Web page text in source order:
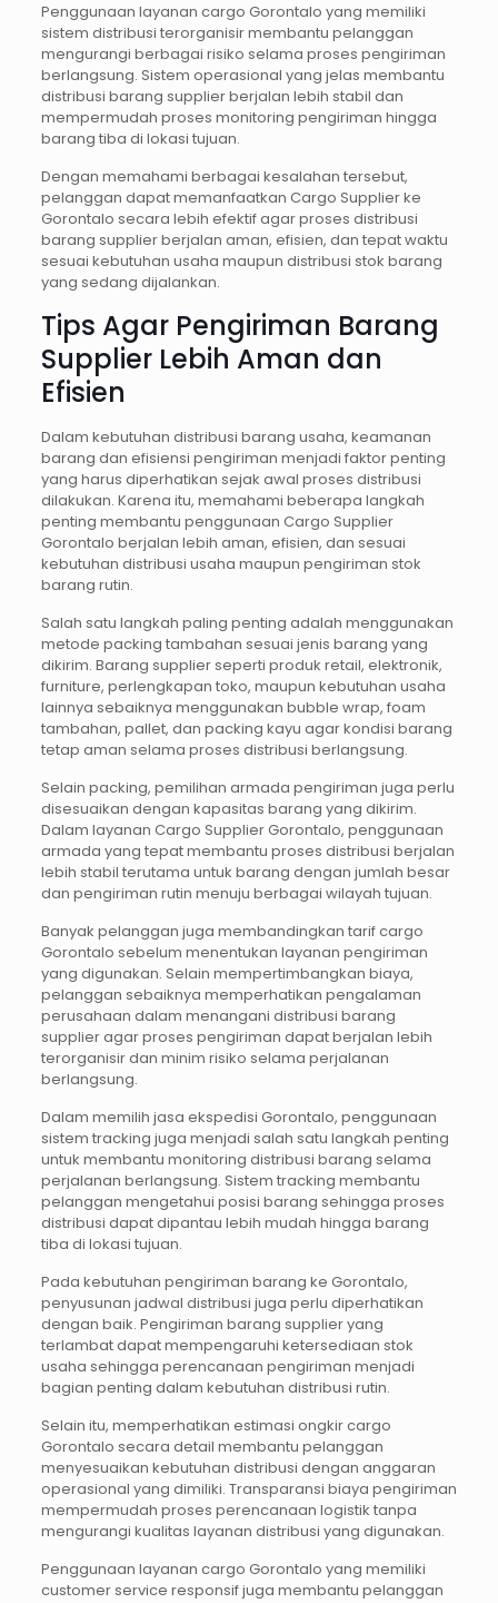
Penggunaan layanan cargo Gorontalo yang memiliki
sistem distribusi terorganisir membantu pelanggan
mengurangi berbagai risiko selama proses pengiriman
berlangsung. Sistem operasional yang jelas membantu
distribusi barang supplier berjalan lebih stabil dan
mempermudah proses monitoring pengiriman hingga
barang tiba di lokasi tujuan.
Dengan memahami berbagai kesalahan tersebut,
pelanggan dapat memanfaatkan Cargo Supplier ke
Gorontalo secara lebih efektif agar proses distribusi
barang supplier berjalan aman, efisien, dan tepat waktu
sesuai kebutuhan usaha maupun distribusi stok barang
yang sedang dijalankan.
Tips Agar Pengiriman Barang
Supplier Lebih Aman dan
Efisien
Dalam kebutuhan distribusi barang usaha, keamanan
barang dan efisiensi pengiriman menjadi faktor penting
yang harus diperhatikan sejak awal proses distribusi
dilakukan. Karena itu, memahami beberapa langkah
penting membantu penggunaan Cargo Supplier
Gorontalo berjalan lebih aman, efisien, dan sesuai
kebutuhan distribusi usaha maupun pengiriman stok
barang rutin.
Salah satu langkah paling penting adalah menggunakan
metode packing tambahan sesuai jenis barang yang
dikirim. Barang supplier seperti produk retail, elektronik,
furniture, perlengkapan toko, maupun kebutuhan usaha
lainnya sebaiknya menggunakan bubble wrap, foam
tambahan, pallet, dan packing kayu agar kondisi barang
tetap aman selama proses distribusi berlangsung.
Selain packing, pemilihan armada pengiriman juga perlu
disesuaikan dengan kapasitas barang yang dikirim.
Dalam layanan Cargo Supplier Gorontalo, penggunaan
armada yang tepat membantu proses distribusi berjalan
lebih stabil terutama untuk barang dengan jumlah besar
dan pengiriman rutin menuju berbagai wilayah tujuan.
Banyak pelanggan juga membandingkan tarif cargo
Gorontalo sebelum menentukan layanan pengiriman
yang digunakan. Selain mempertimbangkan biaya,
pelanggan sebaiknya memperhatikan pengalaman
perusahaan dalam menangani distribusi barang
supplier agar proses pengiriman dapat berjalan lebih
terorganisir dan minim risiko selama perjalanan
berlangsung.
Dalam memilih jasa ekspedisi Gorontalo, penggunaan
sistem tracking juga menjadi salah satu langkah penting
untuk membantu monitoring distribusi barang selama
perjalanan berlangsung. Sistem tracking membantu
pelanggan mengetahui posisi barang sehingga proses
distribusi dapat dipantau lebih mudah hingga barang
tiba di lokasi tujuan.
Pada kebutuhan pengiriman barang ke Gorontalo,
penyusunan jadwal distribusi juga perlu diperhatikan
dengan baik. Pengiriman barang supplier yang
terlambat dapat mempengaruhi ketersediaan stok
usaha sehingga perencanaan pengiriman menjadi
bagian penting dalam kebutuhan distribusi rutin.
Selain itu, memperhatikan estimasi ongkir cargo
Gorontalo secara detail membantu pelanggan
menyesuaikan kebutuhan distribusi dengan anggaran
operasional yang dimiliki. Transparansi biaya pengiriman
mempermudah proses perencanaan logistik tanpa
mengurangi kualitas layanan distribusi yang digunakan.
Penggunaan layanan cargo Gorontalo yang memiliki
customer service responsif juga membantu pelanggan